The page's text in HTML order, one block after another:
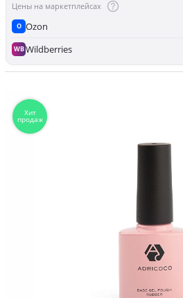
Цены на маркетплейсах
O Ozon
WBWildberries